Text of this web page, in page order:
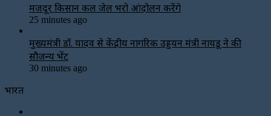
मजदूर किसान कल जेल भरो आंदोलन करेंगे
25 minutes ago
मुख्यमंत्री डॉ. यादव से केंद्रीय नागरिक उड्डयन मंत्री नायडू ने की
सौजन्य भेंट
30 minutes ago
भारत